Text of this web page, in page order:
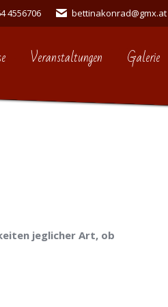
4556706 bettinakonrad@gmx.at
Veranstaltungen Galerie
jeglicher Art, ob